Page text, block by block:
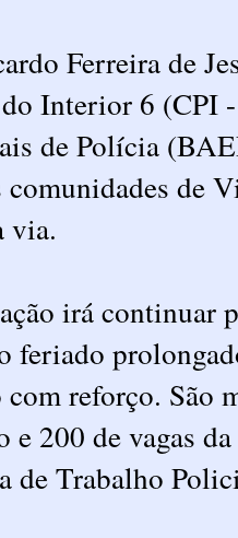
Ferreira de
Interior 6 (CPI
de Polícia
comunidades de
via.
irá continuar
feriado
com reforço.
e 200 de vagas
de Trabalho